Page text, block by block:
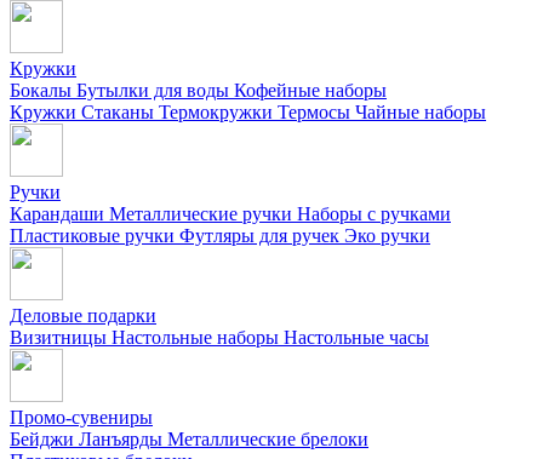
Кружки
Бокалы Бутылки для воды Кофейные наборы
Кружки Стаканы Термокружки Термосы Чайные наборы
Ручки
Карандаши Металлические ручки Наборы с ручками
Пластиковые ручки Футляры для ручек Эко ручки
Деловые подарки
Визитницы Настольные наборы Настольные часы
Промо-сувениры
Бейджи Ланъярды Металлические брелоки